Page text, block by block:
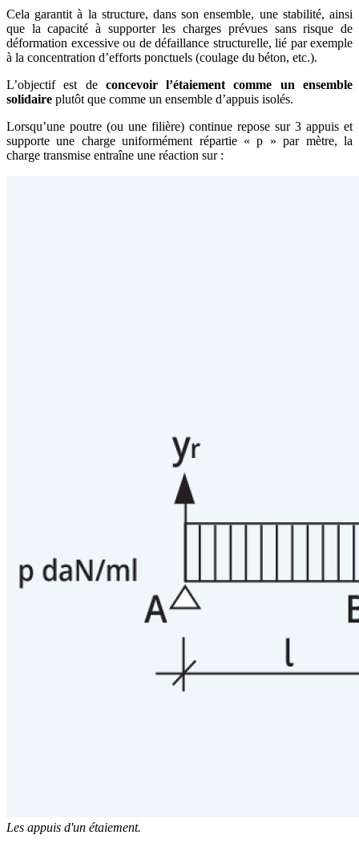
Cela garantit à la structure, dans son ensemble, une stabilité, ainsi
que la capacité à supporter les charges prévues sans risque de
déformation excessive ou de défaillance structurelle, lié par exemple
à la concentration d’efforts ponctuels (coulage du béton, etc.).
L’objectif est de concevoir l’étaiement comme un ensemble
solidaire plutôt que comme un ensemble d’appuis isolés.
Lorsqu’une poutre (ou une filière) continue repose sur 3 appuis et
supporte une charge uniformément répartie « p » par mètre, la
charge transmise entraîne une réaction sur :
Les appuis d'un étaiement.